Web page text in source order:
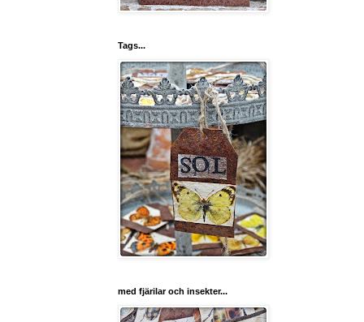
Tags...
med fjärilar och insekter...